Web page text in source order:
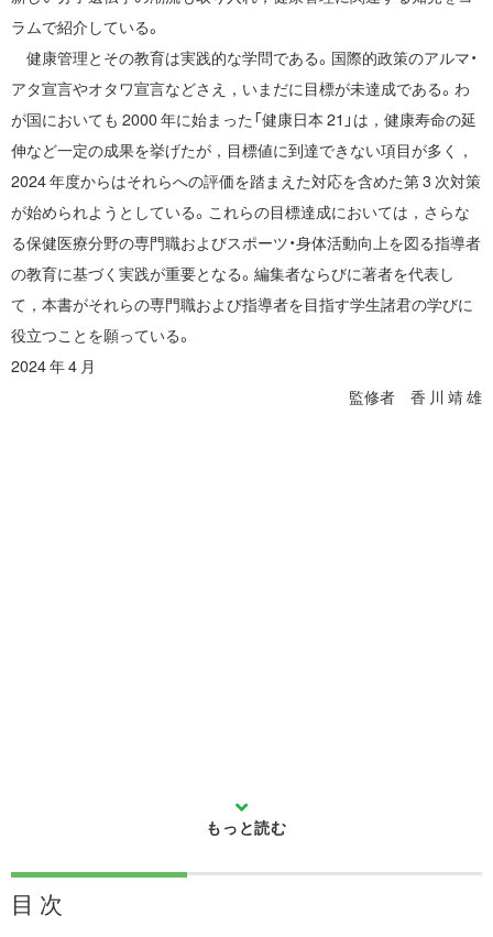
ラムで紹介している。
健康管理とその教育は実践的な学問である。国際的政策のアルマ・
アタ宣言やオタワ宣言などさえ，いまだに目標が未達成である。わ
が国においても 2000 年に始まった「健康日本 21」は，健康寿命の延
伸など一定の成果を挙げたが，目標値に到達できない項目が多く，
2024 年度からはそれらへの評価を踏まえた対応を含めた第 3 次対策
が始められようとしている。これらの目標達成においては，さらな
る保健医療分野の専門職およびスポーツ・身体活動向上を図る指導者
の教育に基づく実践が重要となる。編集者ならびに著者を代表し
て，本書がそれらの専門職および指導者を目指す学生諸君の学びに
役立つことを願っている。
2024 年 4 月
監修者 香 川 靖 雄
目 次